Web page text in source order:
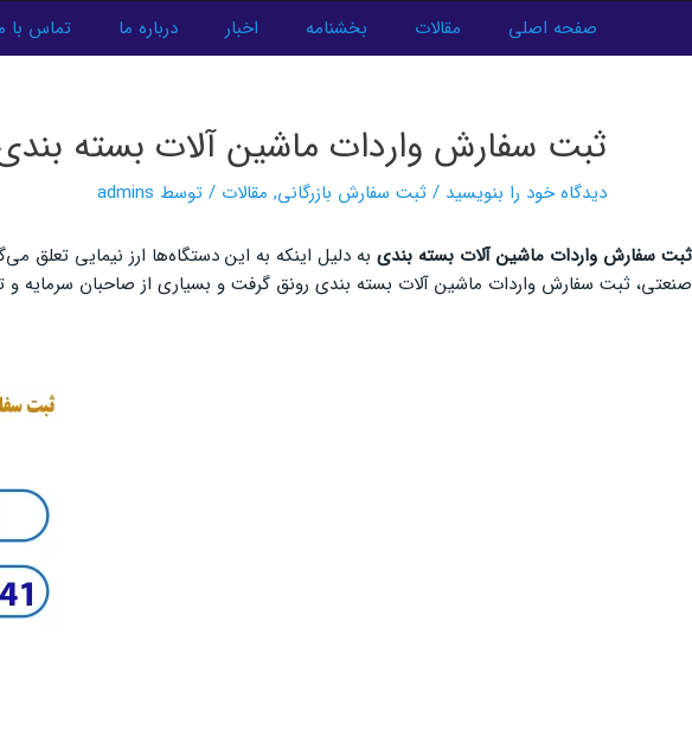
صفحه اصلی مقالات بخشنامه اخبار درباره ما تماس با
ثبت سفارش واردات ماشین آلات بسته
دیدگاه‌ خود را بنویسید / ثبت سفارش بازرگانی, مقالات / توسط admins
ثبت سفارش واردات ماشین آلات بسته بندی به دلیل اینکه به این دستگاه‌ها ارز نیمایی تعلق
صنعتی، ثبت سفارش واردات ماشین آلات بسته بندی رونق گرفت و بسیاری از صاحبان سرمایه و